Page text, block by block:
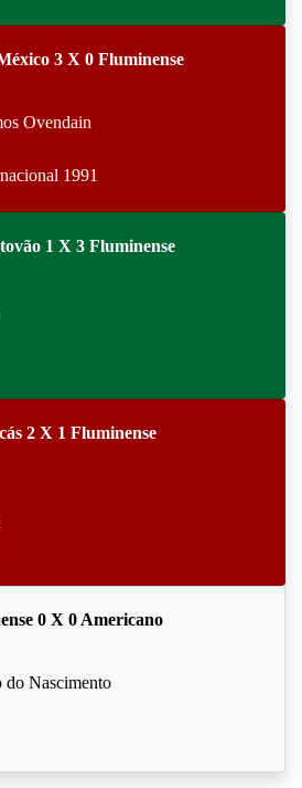
3 X 0 Fluminense
Ovendain
1991
1 X 3 Fluminense
2 X 1 Fluminense
0 X 0 Americano
Nascimento